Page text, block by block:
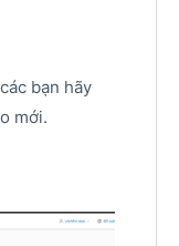
bạn hãy
mới.